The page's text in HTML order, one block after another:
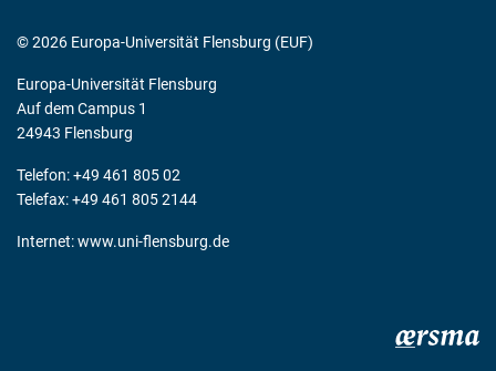
© 2026 Europa-Universität Flensburg (EUF)
Europa-Universität Flensburg
Auf dem Campus 1
24943 Flensburg
Telefon: +49 461 805 02
Telefax: +49 461 805 2144
Internet:www.uni-flensburg.de